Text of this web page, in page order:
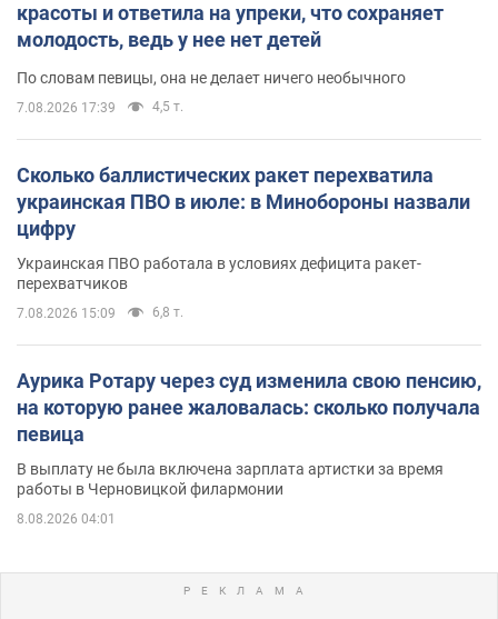
красоты и ответила на упреки, что сохраняет
молодость, ведь у нее нет детей
По словам певицы, она не делает ничего необычного
7.08.2026 17:39 4,5 т.
Сколько баллистических ракет перехватила
украинская ПВО в июле: в Минобороны назвали
цифру
Украинская ПВО работала в условиях дефицита ракет-
перехватчиков
7.08.2026 15:09 6,8 т.
Аурика Ротару через суд изменила свою пенсию,
на которую ранее жаловалась: сколько получала
певица
В выплату не была включена зарплата артистки за время
работы в Черновицкой филармонии
8.08.2026 04:01